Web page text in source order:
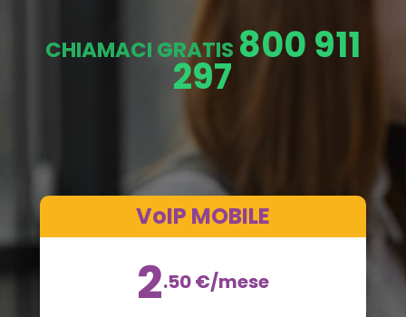
CHIAMACI GRATIS 800 911
297
VoIP MOBILE
2.50€/mese